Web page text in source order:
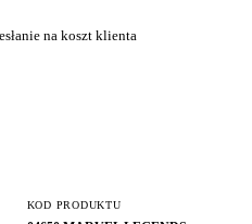
na koszt klienta
KOD PRODUKTU